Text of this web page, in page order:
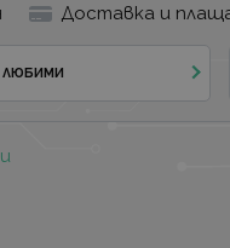
Доставка и
ЛЮБИМИ